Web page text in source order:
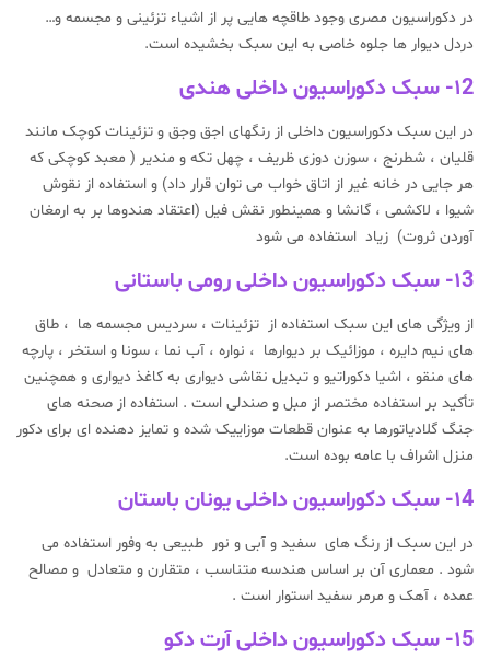
در دکوراسیون مصری وجود طاقچه هایی پر از اشیاء تزئینی و مجسمه و…
دردل دیوار ها جلوه خاصی به این سبک بخشیده است.
۱2- سبک دکوراسیون داخلی هندی
در این سبک دکوراسیون داخلی از رنگهای اجق وجق و تزئینات کوچک مانند
قلیان ، شطرنج ، سوزن دوزی ظریف ، چهل تکه و مندیر ( معبد کوچکی که
هر جایی در خانه غیر از اتاق خواب می توان قرار داد) و استفاده از نقوش
شیوا ، لاکشمی ، گانشا و همینطور نقش فیل (اعتقاد هندوها بر به ارمغان
آوردن ثروت) زیاد استفاده می شود
۱3- سبک دکوراسیون داخلی رومی باستانی
از ویژگی های این سبک استفاده از تزئینات ، سردیس مجسمه ها ، طاق
های نیم دایره ، موزائیک بر دیوارها ، نواره ، آب نما ، سونا و استخر ، پارچه
های منقو ، اشیا دکوراتیو و تبدیل نقاشی دیواری به کاغذ دیواری و همچنین
تأکید بر استفاده مختصر از مبل و صندلی است . استفاده از صحنه های
جنگ گلادیاتورها به عنوان قطعات موزاییک شده و تمایز دهنده ای برای دکور
منزل اشراف با عامه بوده است.
۱4- سبک دکوراسیون داخلی یونان باستان
در این سبک از رنگ های سفید و آبی و نور طبیعی به وفور استفاده می
شود . معماری آن بر اساس هندسه متناسب ، متقارن و متعادل و مصالح
عمده ، آهک و مرمر سفید استوار است .
۱5- سبک دکوراسیون داخلی آرت دکو